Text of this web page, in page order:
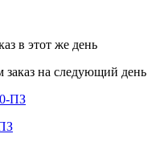
в этот же день
заказ на следующий день